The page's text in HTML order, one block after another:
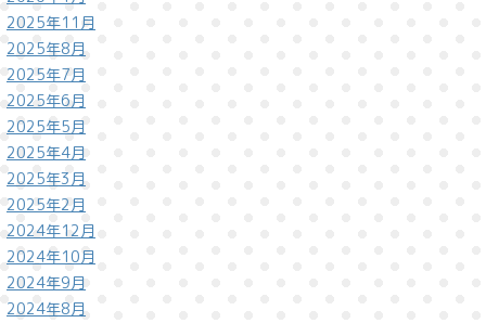
2025年11月
2025年8月
2025年7月
2025年6月
2025年5月
2025年4月
2025年3月
2025年2月
2024年12月
2024年10月
2024年9月
2024年8月